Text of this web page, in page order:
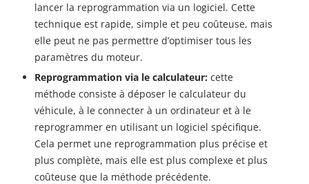
lancer la reprogrammation via un logiciel. Cette
technique est rapide, simple et peu coûteuse, mais
elle peut ne pas permettre d’optimiser tous les
paramètres du moteur.
Reprogrammation via le calculateur: cette
méthode consiste à déposer le calculateur du
véhicule, à le connecter à un ordinateur et à le
reprogrammer en utilisant un logiciel spécifique.
Cela permet une reprogrammation plus précise et
plus complète, mais elle est plus complexe et plus
coûteuse que la méthode précédente.